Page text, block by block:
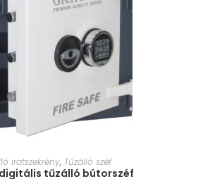
VÁLASZTÁSA
iratszekrény, Tűzálló széf
digitális tűzálló bútorszéf